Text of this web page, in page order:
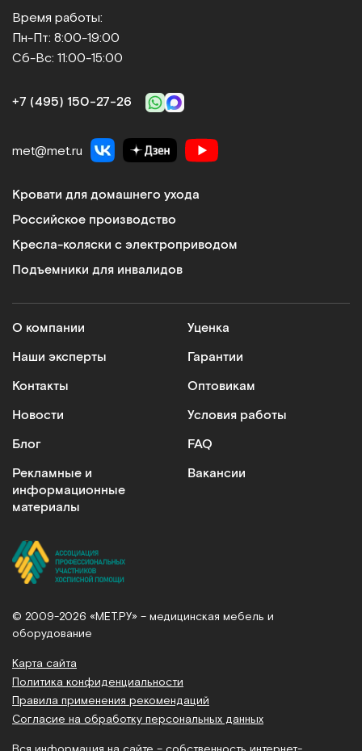
Время работы:
Пн-Пт: 8:00-19:00
Сб-Вс: 11:00-15:00
+7 (495) 150‑27‑26
met@met.ru
Кровати для домашнего ухода
Российское производство
Кресла-коляски с электроприводом
Подъемники для инвалидов
О компании
Наши эксперты
Контакты
Новости
Блог
Рекламные и
информационные
материалы
Уценка
Гарантии
Оптовикам
Условия работы
FAQ
Вакансии
© 2009-2026 «МЕТ.РУ» – медицинская мебель и
оборудование
Карта сайта
Политика конфиденциальности
Правила применения рекомендаций
Согласие на обработку персональных данных